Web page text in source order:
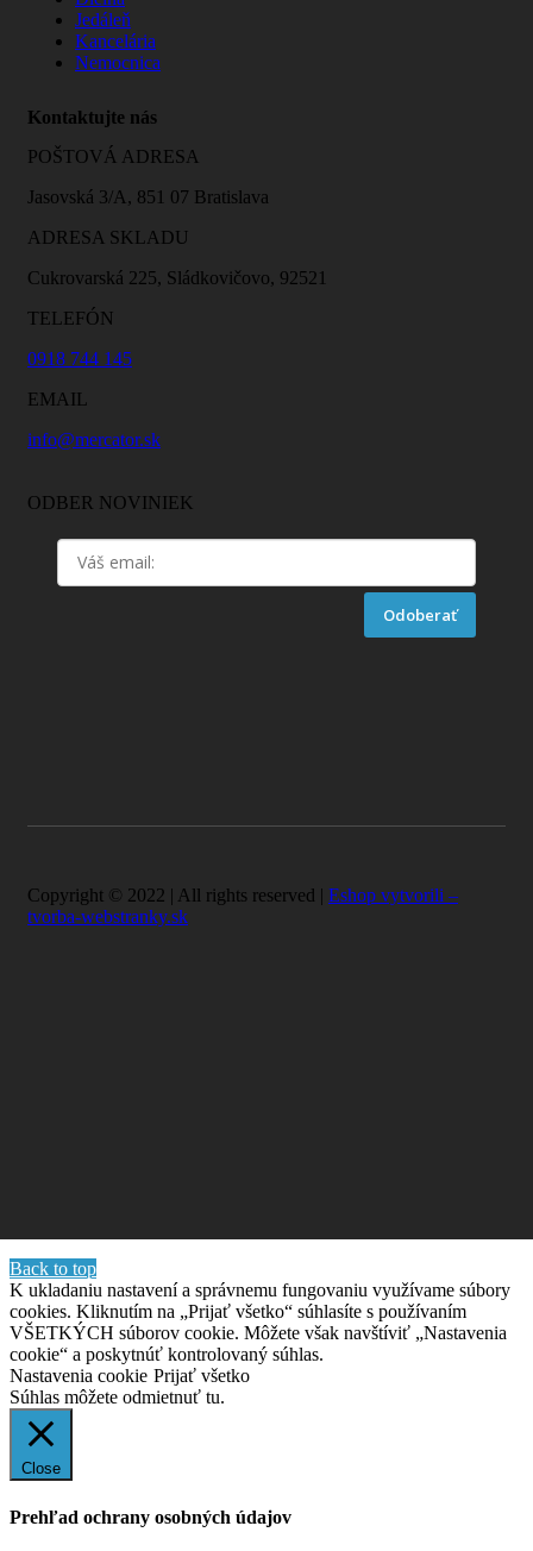
Jedáleň
Kancelária
Nemocnica
Kontaktujte nás
POŠTOVÁ ADRESA
Jasovská 3/A, 851 07 Bratislava
ADRESA SKLADU
Cukrovarská 225, Sládkovičovo, 92521
TELEFÓN
0918 744 145
EMAIL
info@mercator.sk
ODBER NOVINIEK
Odoberať
Copyright © 2022 | All rights reserved | Eshop vytvorili –
tvorba-webstranky.sk
Back to top
K ukladaniu nastavení a správnemu fungovaniu využívame súbory
cookies. Kliknutím na „Prijať všetko“ súhlasíte s používaním
VŠETKÝCH súborov cookie. Môžete však navštíviť „Nastavenia
cookie“ a poskytnúť kontrolovaný súhlas.
Nastavenia cookie Prijať všetko
Súhlas môžete odmietnuť tu.
Close
Prehľad ochrany osobných údajov